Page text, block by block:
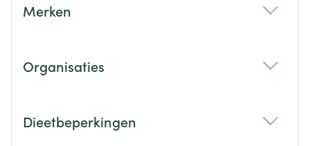
Merken
Organisaties
Dieetbeperkingen